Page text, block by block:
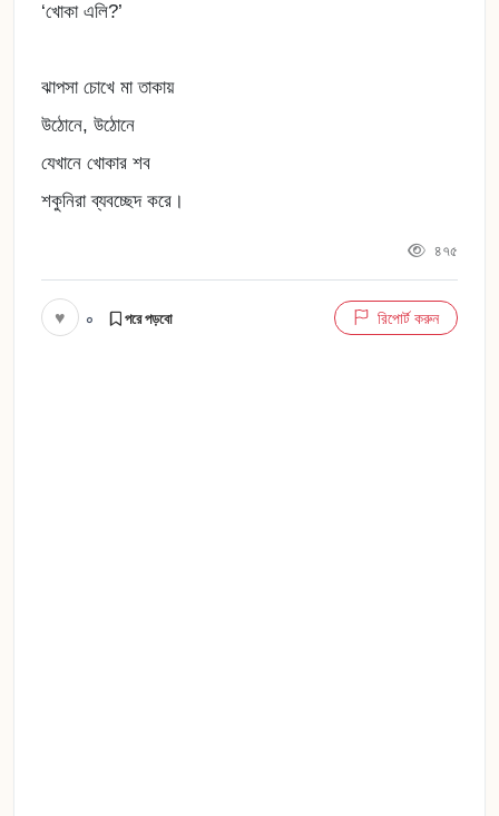
‘খোকা এলি?’
ঝাপসা চোখে মা তাকায়
উঠোনে, উঠোনে
যেখানে খোকার শব
শকুনিরা ব্যবচ্ছেদ করে।
৪৭৫
♥ ০ পরে পড়বো রিপোর্ট করুন